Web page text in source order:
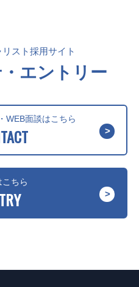
スト採用サイト
エントリー
WEB面談はこちら
こちら